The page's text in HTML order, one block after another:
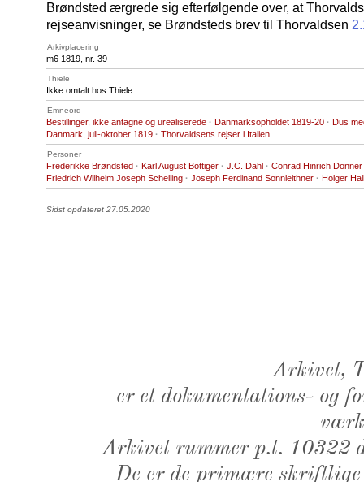
Brøndsted ærgrede sig efterfølgende over, at
rejseanvisninger, se Brøndsteds brev til Thorvaldsen
Arkivplacering
m6 1819, nr. 39
Thiele
Ikke omtalt hos Thiele
Emneord
Bestillinger, ikke antagne og urealiserede · Danmarksopholdet 1819-20 · Dus
Danmark, juli-oktober 1819 · Thorvaldsens rejser i Italien
Personer
Frederikke Brøndsted · Karl August Böttiger · J.C. Dahl · Conrad Hinrich Donner
Friedrich Wilhelm Joseph Schelling · Joseph Ferdinand Sonnleithner · Holger
Sidst opdateret 27.05.2020
Arkivet,
er et dokumentations- og
Arkivet rummer p.t. 10322
De er de primære